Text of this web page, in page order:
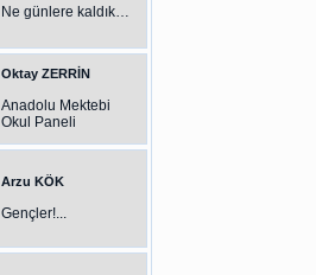
Ne günlere kaldık…
Oktay ZERRİN
Anadolu Mektebi
Okul Paneli
Arzu KÖK
Gençler!...